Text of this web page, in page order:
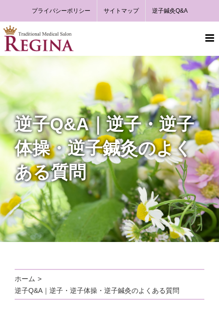
content
プライバシーポリシー サイトマップ 逆子鍼灸Q&A
逆子Q&A｜逆子・逆子
体操・逆子鍼灸のよく
ある質問
ホーム
逆子Q&A｜逆子・逆子体操・逆子鍼灸のよくある質問